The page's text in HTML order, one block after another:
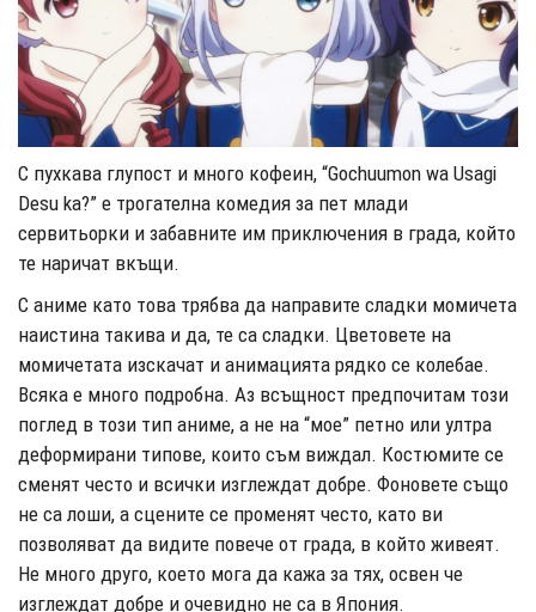
С пухкава глупост и много кофеин, “Gochuumon wa Usagi
Desu ka?” е трогателна комедия за пет млади
сервитьорки и забавните им приключения в града, който
те наричат ​​вкъщи.
С аниме като това трябва да направите сладки момичета
наистина такива и да, те са сладки. Цветовете на
момичетата изскачат и анимацията рядко се колебае.
Всяка е много подробна. Аз всъщност предпочитам този
поглед в този тип аниме, а не на “мое” петно ​​или ултра
деформирани типове, които съм виждал. Костюмите се
сменят често и всички изглеждат добре. Фоновете също
не са лоши, а сцените се променят често, като ви
позволяват да видите повече от града, в който живеят.
Не много друго, което мога да кажа за тях, освен че
изглеждат добре и очевидно не са в Япония.